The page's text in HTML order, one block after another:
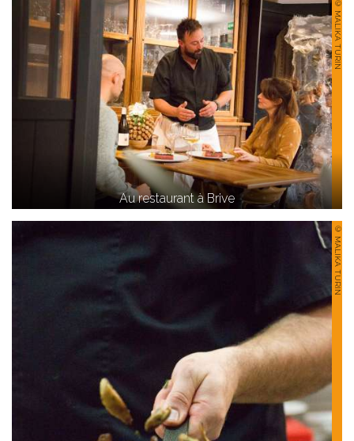
© MALIKA TURIN
Au restaurant à Brive
© MALIKA TURIN